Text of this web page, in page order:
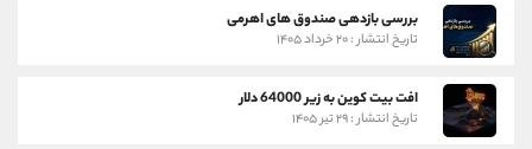
بررسی بازدهی صندوق های اهرمی
تاریخ انتشار : ۲۰ خرداد ۱۴۰۵
افت بیت کوین به زیر 64000 دلار
تاریخ انتشار : ۲۹ تیر ۱۴۰۵